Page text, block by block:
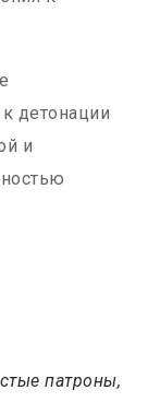
детонации
и
патроны,